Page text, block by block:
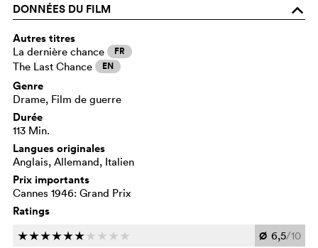
DONNÉES DU FILM o
Autres titres
La dernière chance FR
The Last Chance EN
Genre
Drame, Film de guerre
Durée
113 Min.
Langues originales
Anglais, Allemand, Italien
Prix importants
Cannes 1946: Grand Prix
Ratings
cccccc c c c c Ø 6,5/10